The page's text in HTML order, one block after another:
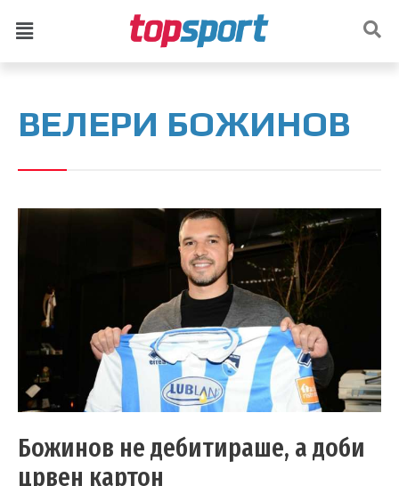
ВЕЛЕРИ БОЖИНОВ
Божинов не дебитираше, а доби
црвен картон